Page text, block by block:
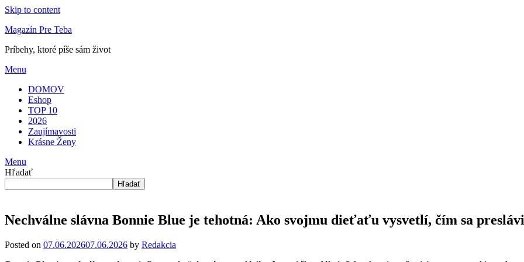
Skip to content
Magazín Pre Teba
Príbehy, ktoré píše sám život
Menu
DOMOV
Eshop
TOP 10
2026
Zaujímavosti
Krásne Ženy
Menu
Hľadať
Hľadať
Nechválne slávna Bonnie Blue je tehotná: Ako svojmu dieťaťu vysvetlí, čím sa
Posted on 07.06.202607.06.2026 by Redakcia